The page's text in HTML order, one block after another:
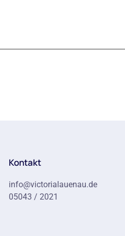
Kontakt
info@victorialauenau.de
05043 / 2021